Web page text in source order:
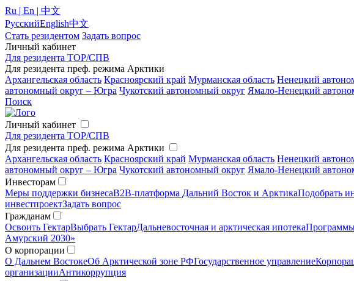
Ru | En | 中文
РусскийEnglish中文
Стать резидентом Задать вопрос
Личный кабинет
Для резидента ТОР/СПВ
Для резидента преф. режима Арктики
Архангельская область Красноярский край Мурманская область Ненецкий
автономный округ – Югра Чукотский автономный округ Ямало-Ненецкий
Поиск
Личный кабинет
Для резидента ТОР/СПВ
Для резидента преф. режима Арктики
Архангельская область Красноярский край Мурманская область Ненецкий
автономный округ – Югра Чукотский автономный округ Ямало-Ненецкий
Инвесторам
Меры поддержки бизнесаB2B-платформа Дальний Восток и АрктикаПодобрать
инвестпроектЗадать вопрос
Гражданам
Освоить ГектарВыбрать ГектарДальневосточная и арктическая ипотекаПрограммы
Амурский 2030»
О корпорации
О Дальнем ВостокеОб Арктической зоне РФГосударственное управление
организацииАнтикоррупция